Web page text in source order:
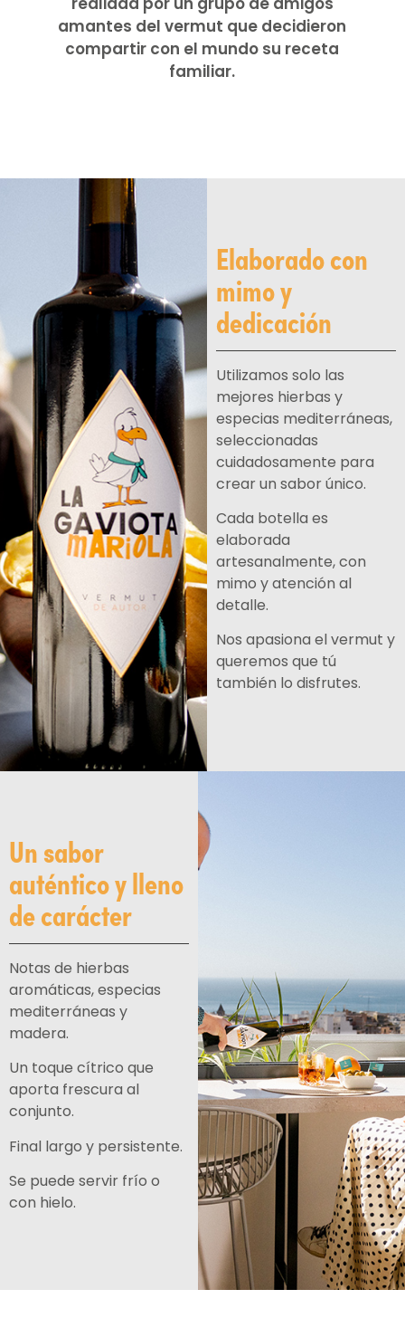
amantes del vermut que decidieron
compartir con el mundo su receta
familiar.
Elaborado con
mimo y
dedicación
Utilizamos solo las
mejores hierbas y
especias mediterráneas,
seleccionadas
cuidadosamente para
crear un sabor único.
Cada botella es
elaborada
artesanalmente, con
mimo y atención al
detalle.
Nos apasiona el vermut y
queremos que tú
también lo disfrutes.
Un sabor
auténtico y lleno
de carácter
Notas de hierbas
aromáticas, especias
mediterráneas y
madera.
Un toque cítrico que
aporta frescura al
conjunto.
Final largo y persistente.
Se puede servir frío o
con hielo.